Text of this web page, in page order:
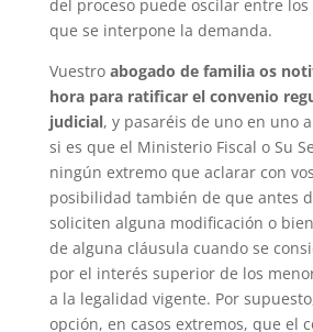
del proceso puede oscilar entre los
que se interpone la demanda.
Vuestro abogado de familia os
hora para ratificar el convenio
judicial, y pasaréis de uno en uno
si es que el Ministerio Fiscal o Su
ningún extremo que aclarar con
posibilidad también de que antes
soliciten alguna modificación o
de alguna cláusula cuando se
por el interés superior de los
a la legalidad vigente. Por
opción, en casos extremos, que el